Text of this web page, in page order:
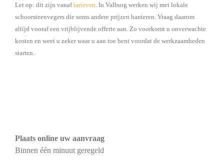
Let op: dit zijn vanaftarieven. In Valburg werken wij met lokale
schoorsteenvegers die soms andere prijzen hanteren. Vraag daarom
altijd vooraf een vrijblijvende offerte aan. Zo voorkomt u onverwachte
kosten en weet u zeker waar u aan toe bent voordat de werkzaamheden
starten.
Plaats online uw aanvraag
Binnen één minuut geregeld